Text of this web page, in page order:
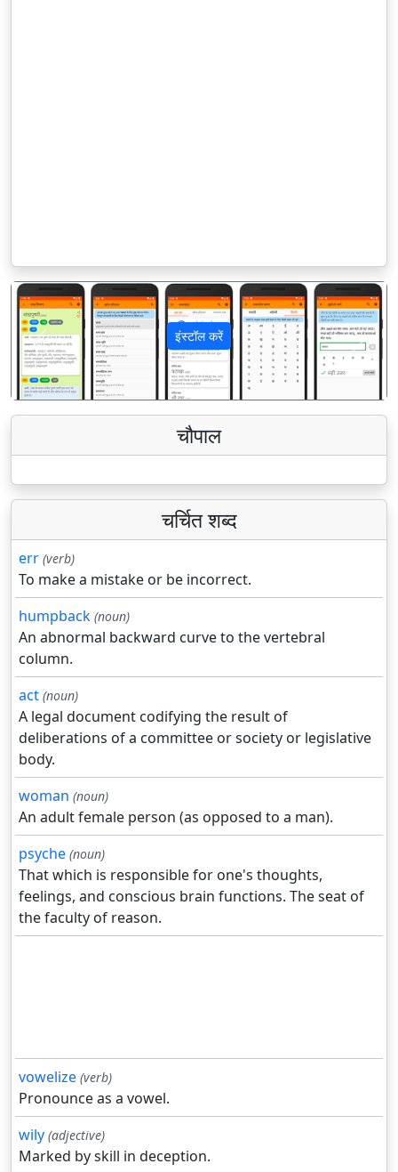
इंस्टॉल करें
पिछला अगला
चौपाल
चर्चित शब्द
err (verb)
To make a mistake or be incorrect.
humpback (noun)
An abnormal backward curve to the vertebral
column.
act (noun)
A legal document codifying the result of
deliberations of a committee or society or legislative
body.
woman (noun)
An adult female person (as opposed to a man).
psyche (noun)
That which is responsible for one's thoughts,
feelings, and conscious brain functions. The seat of
the faculty of reason.
vowelize (verb)
Pronounce as a vowel.
wily (adjective)
Marked by skill in deception.